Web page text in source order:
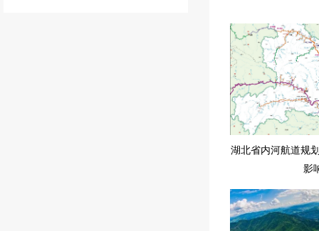
湖北省内河航道规
影